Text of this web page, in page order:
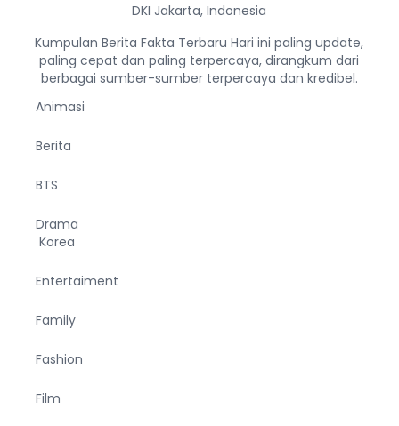
DKI Jakarta, Indonesia
Kumpulan Berita Fakta Terbaru Hari ini paling update,
paling cepat dan paling terpercaya, dirangkum dari
berbagai sumber-sumber terpercaya dan kredibel.
Animasi
Berita
BTS
Drama
Korea
Entertaiment
Family
Fashion
Film